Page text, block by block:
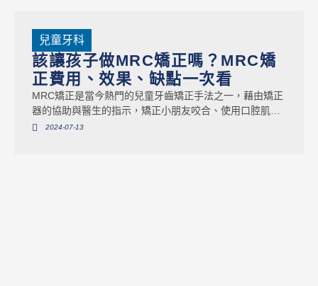
兒童牙科
該讓孩子做MRC矯正嗎？MRC矯
正費用、效果、缺點一次看
MRC矯正是當今熱門的兒童牙齒矯正手法之一，藉由矯正
器的協助與醫生的指示，矯正小朋友咬合、使用口腔肌肉
的方法，透過習慣的改變與訓練，不只可以讓齒列整齊，
2024-07-13